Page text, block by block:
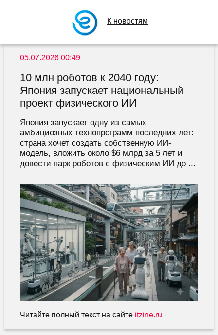
К новостям
05.07.2026 00:49
10 млн роботов к 2040 году:
Япония запускает национальный
проект физического ИИ
Япония запускает одну из самых
амбициозных технопрограмм последних лет:
страна хочет создать собственную ИИ-
модель, вложить около $6 млрд за 5 лет и
довести парк роботов с физическим ИИ до ...
Читайте полный текст на сайте itzine.ru